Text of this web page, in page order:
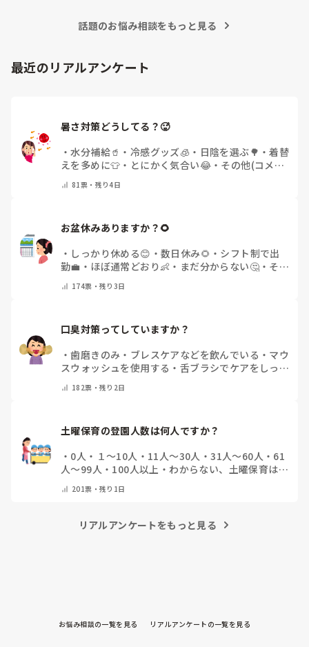
話題のお悩み相談をもっと見る
最近のリアルアンケート
暑さ対策どうしてる？🥵
・水分補給🥤 ・ 冷感グッズ🧊 ・ 日陰を選ぶ🌳 ・着替
えを多めに👕 ・ とにかく気合い😂・ その他(コメン
81 票・ 残り4日
お盆休みありますか？🌻
・ しっかり休める😊 ・ 数日休み🌻 ・ シフト制で出
勤💼 ・ ほぼ通常どおり👶 ・ まだ分からない🤔・ その
174票・残り3日
口臭対策ってしていますか？
・歯磨きのみ ・ ブレスケアなどを飲んでいる ・ マウ
スウォッシュを使用する ・ 舌ブラシでケアをしっか
の他(コメントで教えて下さい)
182票・残り2日
土曜保育の登園人数は何人ですか？
・ 0人 ・ １～10人 ・ 11人～30人 ・31人～60人 ・ 61
人～99人 ・ 100人以上 ・ わからない、土曜保育はな
201票・残り1日
リアルアンケートをもっと見る
お悩み相談の一覧を見る リアルアンケートの一覧を見る